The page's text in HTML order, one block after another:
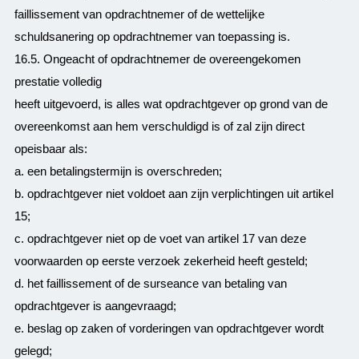
faillissement van opdrachtnemer of de wettelijke
schuldsanering op opdrachtnemer van toepassing is.
16.5. Ongeacht of opdrachtnemer de overeengekomen
prestatie volledig
heeft uitgevoerd, is alles wat opdrachtgever op grond van de
overeenkomst aan hem verschuldigd is of zal zijn direct
opeisbaar als:
a. een betalingstermijn is overschreden;
b. opdrachtgever niet voldoet aan zijn verplichtingen uit artikel
15;
c. opdrachtgever niet op de voet van artikel 17 van deze
voorwaarden op eerste verzoek zekerheid heeft gesteld;
d. het faillissement of de surseance van betaling van
opdrachtgever is aangevraagd;
e. beslag op zaken of vorderingen van opdrachtgever wordt
gelegd;